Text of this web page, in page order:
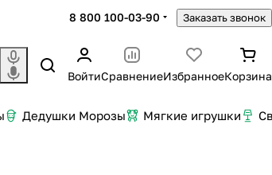
8 800 100-03-90 Заказать звонок
ВойтиСравнениеИзбранноеКорзина
Дедушки Морозы Мягкие игрушки